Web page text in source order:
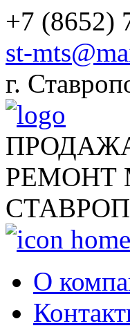
+7 (8652)
st-
г.
РЕМОНТ
О